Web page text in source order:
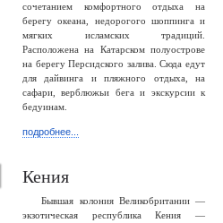
сочетанием комфортного отдыха на
берегу океана, недорогого шоппинга и
мягких исламских традиций.
Расположена на Катарском полуострове
на берегу Персидского залива. Сюда едут
для дайвинга и пляжного отдыха, на
сафари, верблюжьи бега и экскурсии к
бедуинам.
подробнее...
Кения
Бывшая колония Великобритании —
экзотическая республика Кения —